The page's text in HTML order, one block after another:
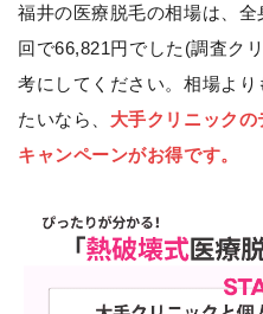
福井の医療脱毛の相場は、
回で66,821円でした(調査ク
考にしてください。相場よ
たいなら、 大手クリニック
キャンペーンがお得です。